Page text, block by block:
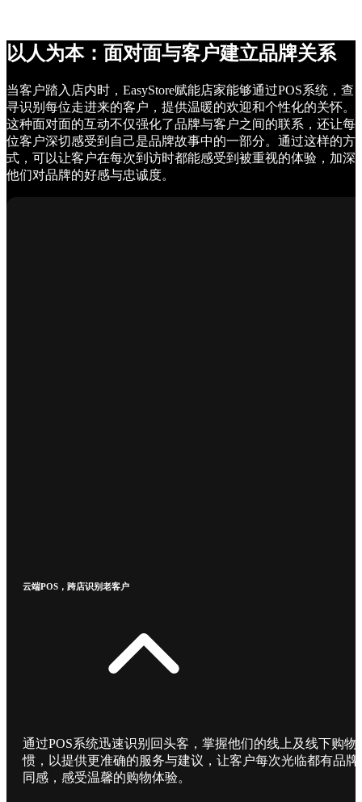
以人为本：面对面与客户建立品牌关系
当客户踏入店内时，EasyStore赋能店家能够通过POS系统，查
寻识别每位走进来的客户，提供温暖的欢迎和个性化的关怀。
这种面对面的互动不仅强化了品牌与客户之间的联系，还让每
位客户深切感受到自己是品牌故事中的一部分。通过这样的方
式，可以让客户在每次到访时都能感受到被重视的体验，加深
他们对品牌的好感与忠诚度。
云端POS，跨店识别老客户
通过POS系统迅速识别回头客，掌握他们的线上及线下购物
惯，以提供更准确的服务与建议，让客户每次光临都有品牌
同感，感受温馨的购物体验。